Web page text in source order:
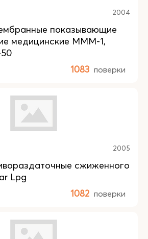
2004
показывающие
медицинские МММ-1,
1083 поверки
2005
сжиженного
Lpg
1082 поверки